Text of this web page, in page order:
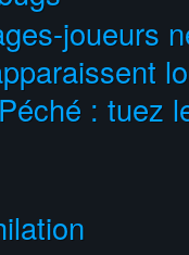
joueurs
: tuez